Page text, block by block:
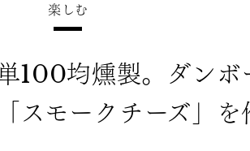
楽しむ
100均燻製。ダン
スモークチーズ」を